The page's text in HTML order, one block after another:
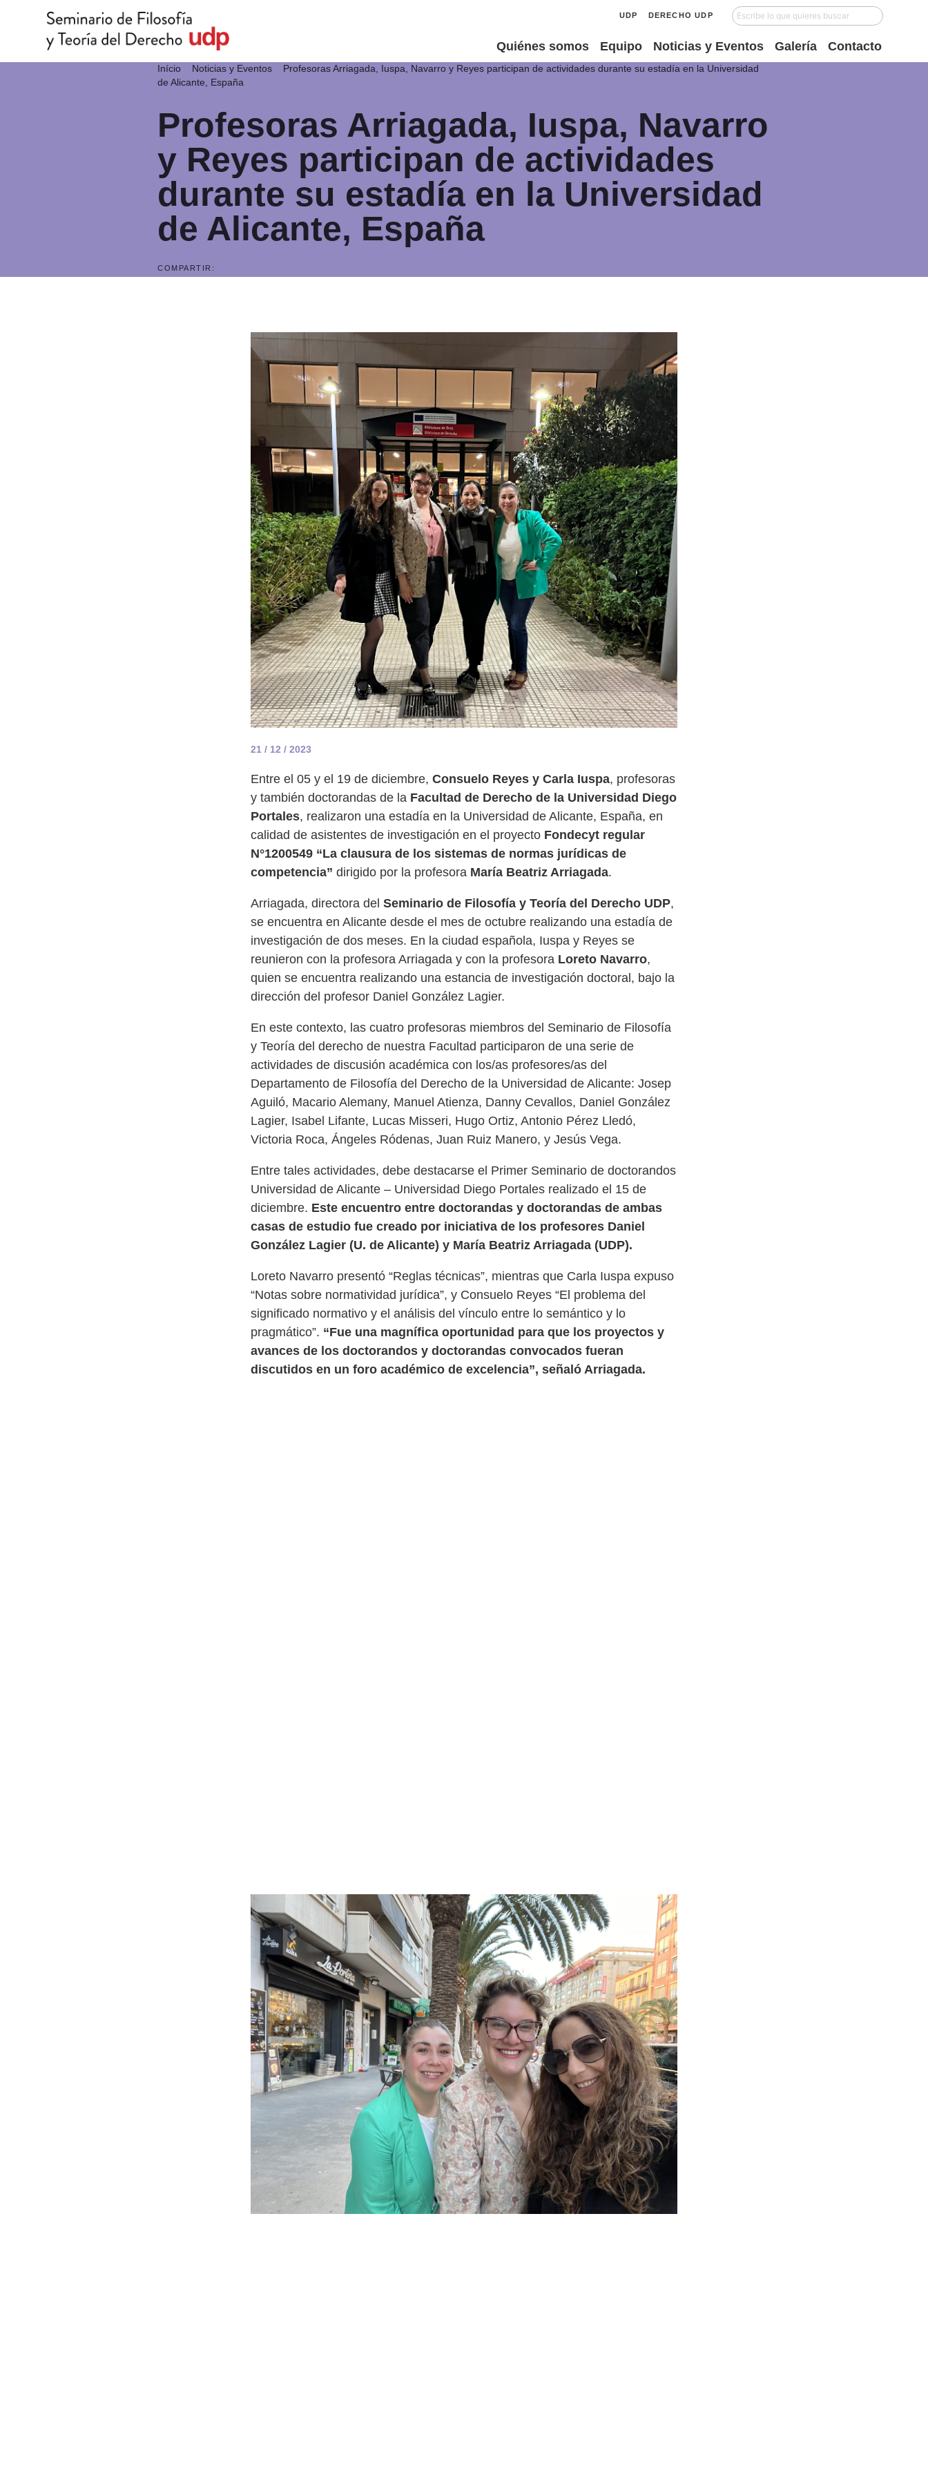
UDP DERECHO UDP
Quiénes somos Equipo Noticias y Eventos Galería Contacto
Início Noticias y Eventos
Profesoras Arriagada, Iuspa, Navarro y Reyes participan de actividades durante su estadía en la Universidad
de Alicante, España
Profesoras Arriagada, Iuspa, Navarro
y Reyes participan de actividades
durante su estadía en la Universidad
de Alicante, España
COMPARTIR:
21 / 12 / 2023
Entre el 05 y el 19 de diciembre, Consuelo Reyes y Carla Iuspa, profesoras
y también doctorandas de la Facultad de Derecho de la Universidad Diego
Portales, realizaron una estadía en la Universidad de Alicante, España, en
calidad de asistentes de investigación en el proyecto Fondecyt regular
N°1200549 “La clausura de los sistemas de normas jurídicas de
competencia” dirigido por la profesora María Beatriz Arriagada.
Arriagada, directora del Seminario de Filosofía y Teoría del Derecho UDP,
se encuentra en Alicante desde el mes de octubre realizando una estadía de
investigación de dos meses. En la ciudad española, Iuspa y Reyes se
reunieron con la profesora Arriagada y con la profesora Loreto Navarro,
quien se encuentra realizando una estancia de investigación doctoral, bajo la
dirección del profesor Daniel González Lagier.
En este contexto, las cuatro profesoras miembros del Seminario de Filosofía
y Teoría del derecho de nuestra Facultad participaron de una serie de
actividades de discusión académica con los/as profesores/as del
Departamento de Filosofía del Derecho de la Universidad de Alicante: Josep
Aguiló, Macario Alemany, Manuel Atienza, Danny Cevallos, Daniel González
Lagier, Isabel Lifante, Lucas Misseri, Hugo Ortiz, Antonio Pérez Lledó,
Victoria Roca, Ángeles Ródenas, Juan Ruiz Manero, y Jesús Vega.
Entre tales actividades, debe destacarse el Primer Seminario de doctorandos
Universidad de Alicante – Universidad Diego Portales realizado el 15 de
diciembre. Este encuentro entre doctorandas y doctorandas de ambas
casas de estudio fue creado por iniciativa de los profesores Daniel
González Lagier (U. de Alicante) y María Beatriz Arriagada (UDP).
Loreto Navarro presentó “Reglas técnicas”, mientras que Carla Iuspa expuso
“Notas sobre normatividad jurídica”, y Consuelo Reyes “El problema del
significado normativo y el análisis del vínculo entre lo semántico y lo
pragmático”. “Fue una magnífica oportunidad para que los proyectos y
avances de los doctorandos y doctorandas convocados fueran
discutidos en un foro académico de excelencia”, señaló Arriagada.